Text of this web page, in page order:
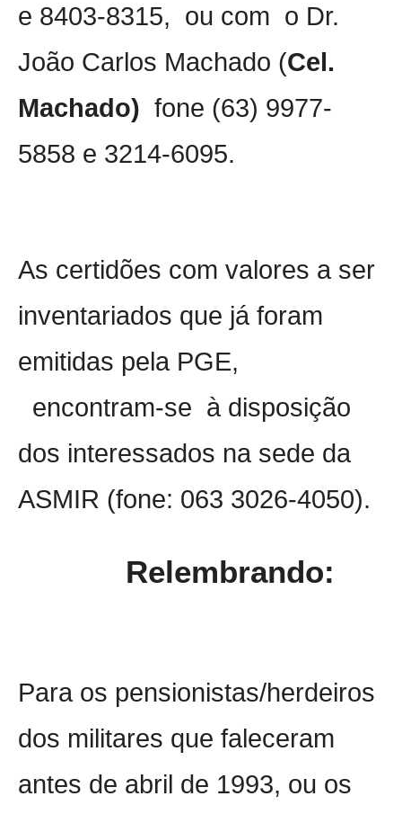
e 8403-8315, ou com o Dr.
João Carlos Machado (Cel.
Machado) fone (63) 9977-
5858 e 3214-6095.
As certidões com valores a ser
inventariados que já foram
emitidas pela PGE,
encontram-se à disposição
dos interessados na sede da
ASMIR (fone: 063 3026-4050).
Relembrando:
Para os pensionistas/herdeiros
dos militares que faleceram
antes de abril de 1993, ou os